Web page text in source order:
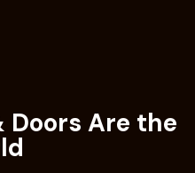
Doors Are the